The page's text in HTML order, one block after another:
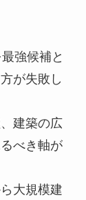
強候補と
が失敗し
建築の広
べき軸が
大規模建